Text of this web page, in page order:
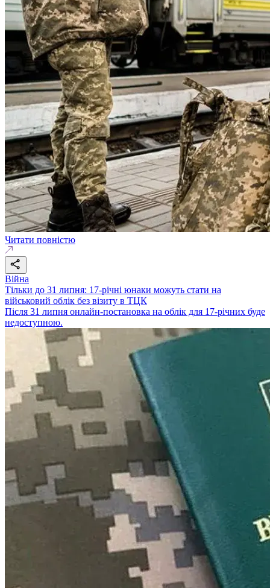
Читати повністю
Війна
Тільки до 31 липня: 17-річні юнаки можуть стати на
військовий облік без візиту в ТЦК
Після 31 липня онлайн-постановка на облік для 17-річних буде
недоступною.